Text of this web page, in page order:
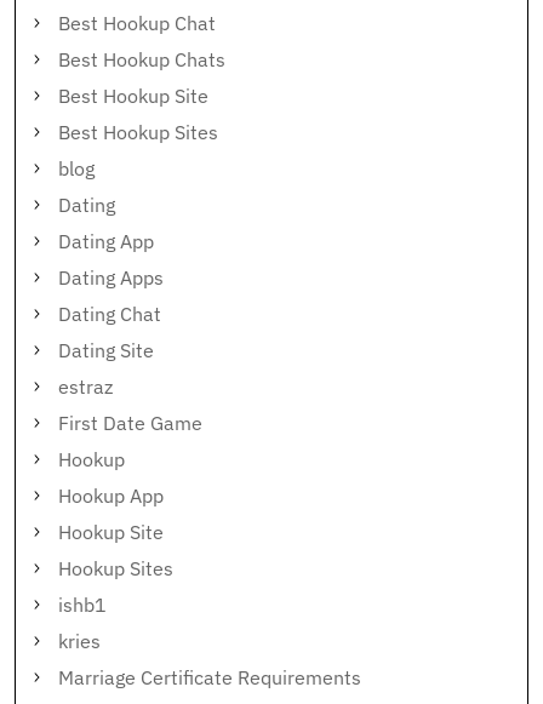
Best Hookup Chat
Best Hookup Chats
Best Hookup Site
Best Hookup Sites
blog
Dating
Dating App
Dating Apps
Dating Chat
Dating Site
estraz
First Date Game
Hookup
Hookup App
Hookup Site
Hookup Sites
ishb1
kries
Marriage Certificate Requirements